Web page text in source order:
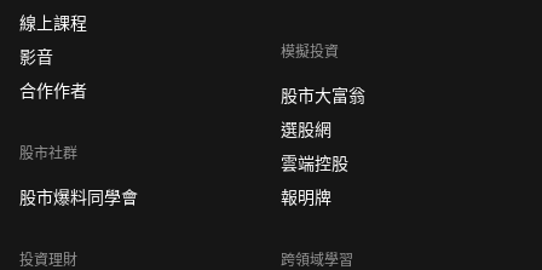
線上課程
影音
合作作者
股市社群
股市爆料同學會
投資理財
模擬投資
股市大富翁
選股網
雲端控股
報明牌
跨領域學習